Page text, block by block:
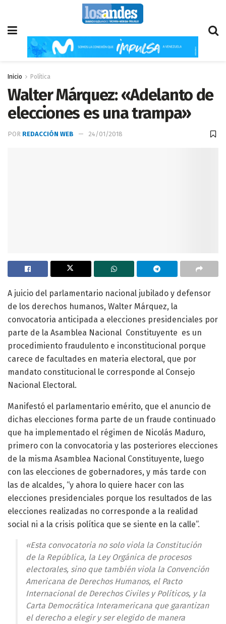
Inicio Política
Walter Márquez: «Adelanto de
elecciones es una trampa»
POR REDACCIÓN WEB 24/01/2018
A juicio del parlamentario nacional jubilado y defensor
de los derechos humanos, Walter Márquez, la
convocatoria anticipada a elecciones presidenciales por
parte de la Asamblea Nacional Constituyente es un
procedimiento fraudulento e inconstitucional porque
carece de facultades en materia electoral, que por
mandato constitucional le corresponde al Consejo
Nacional Electoral.
Manifestó el parlamentario emérito, que el anuncio de
dichas elecciones forma parte de un fraude continuado
que ha implementado el régimen de Nicolás Maduro,
primero con la convocatoria y las posteriores elecciones
de la misma Asamblea Nacional Constituyente, luego
con las elecciones de gobernadores, y más tarde con
las de alcaldes, “y ahora lo quiere hacer con las
elecciones presidenciales porque los resultados de las
elecciones realizadas no corresponde a la realidad
social ni a la crisis política que se siente en la calle”.
«Esta convocatoria no solo viola la Constitución
de la República, la Ley Orgánica de procesos
electorales, sino que también viola la Convención
Americana de Derechos Humanos, el Pacto
Internacional de Derechos Civiles y Políticos, y la
Carta Democrática Interamericana que garantizan
el derecho a elegir y ser elegido de manera